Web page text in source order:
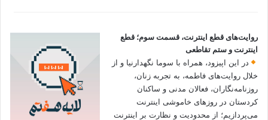
روایت‌های قطع اینترنت، قسمت سوم؛ قطع
اینترنت و ستم تقاطعی
در این اپیزود، همراه با سوما نگهدارنیا و از
خلال روایت‌های فاطمه، به تجربه زنان،
روزنامه‌نگاران، فعالان مدنی و ساکنان
کردستان در روزهای خاموشی اینترنت
می‌پردازیم؛ از محدودیت و نظارت بر اینترنت